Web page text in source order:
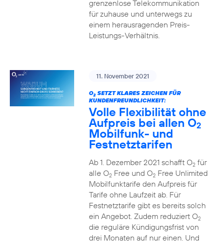
grenzenlose Telekommunikation
für zuhause und unterwegs zu
einem herausragenden Preis-
Leistungs-Verhältnis.
11. November 2021
O2SETZT KLARES ZEICHEN FÜR
KUNDENFREUNDLICHKEIT:
Volle Flexibilität ohne
Aufpreis bei allen O2
Mobilfunk- und
Festnetztarifen
Ab 1. Dezember 2021 schafft O2für
alle O2Free und O2Free Unlimited
Mobilfunktarife den Aufpreis für
Tarife ohne Laufzeit ab. Für
Festnetztarife gibt es bereits solch
ein Angebot. Zudem reduziert O2
die reguläre Kündigungsfrist von
drei Monaten auf nur einen. Und